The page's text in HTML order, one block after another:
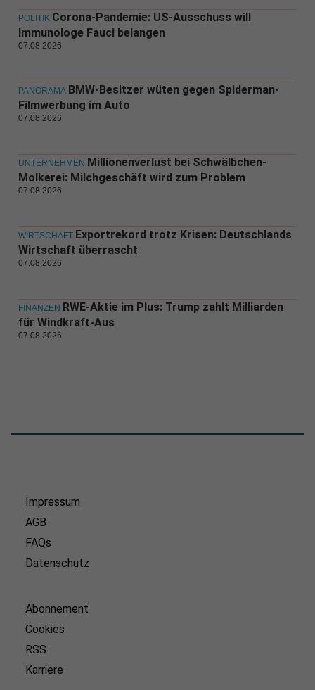
POLITIK Corona-Pandemie: US-Ausschuss will
Immunologe Fauci belangen
07.08.2026
PANORAMA BMW-Besitzer wüten gegen Spiderman-
Filmwerbung im Auto
07.08.2026
UNTERNEHMEN Millionenverlust bei Schwälbchen-
Molkerei: Milchgeschäft wird zum Problem
07.08.2026
WIRTSCHAFT Exportrekord trotz Krisen: Deutschlands
Wirtschaft überrascht
07.08.2026
FINANZEN RWE-Aktie im Plus: Trump zahlt Milliarden
für Windkraft-Aus
07.08.2026
Impressum
AGB
FAQs
Datenschutz
Abonnement
Cookies
RSS
Karriere